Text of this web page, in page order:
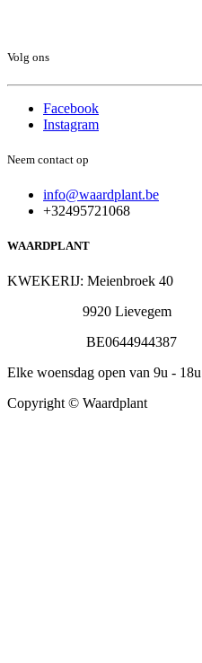
Volg ons
Facebook
Instagram
Neem contact op
info@waardplant.be
+32495721068
WAARDPLANT
KWEKERIJ: Meienbroek 40
9920 Lievegem
BE0644944387
Elke woensdag open van 9u - 18u
Copyright © Waardplant